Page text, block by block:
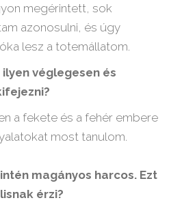
megérintett, sok
azonosulni, és úgy
lesz a totemállatom.
ilyen véglegesen és
a fekete és a fehér embere
most tanulom.
magányos harcos. Ezt
érzi?